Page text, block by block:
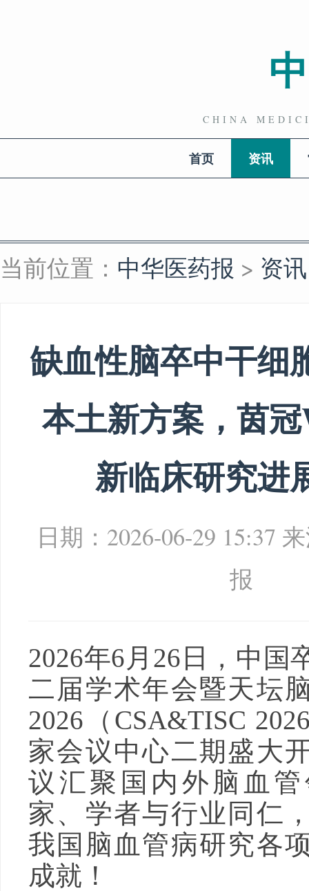
CHINA
首页 资讯
当前位置： 中华医药报 > 资讯
缺血性脑卒中干细
本土新方案，茵
新临床研究进
日期：2026-06-29 15:37
报
2026年6月26日，中国
二届学术年会暨天坛
2026（CSA&TISC
家会议中心二期盛大
议汇聚国内外脑血
家、学者与行业同仁
我国脑血管病研究各
成就！